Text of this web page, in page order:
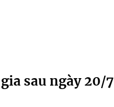
sau ngày 20/7